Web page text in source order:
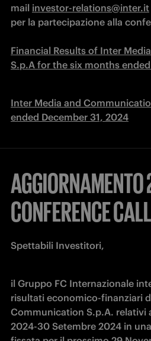
mail investor-relations@inter.it
per la partecipazione alla
Financial Results of Inter
S.p.A for the six months
Inter Media and
ended December 31, 2024
CONFERENCE CALL
Spettabili Investitori,
il Gruppo FC Internazionale
risultati economico-finanziari
Communication S.p.A. relativi
2024-30 Setembre 2024 in